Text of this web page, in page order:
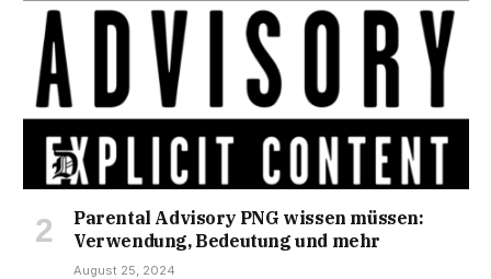
Parental Advisory PNG wissen müssen:
Verwendung, Bedeutung und mehr
August 25, 2024